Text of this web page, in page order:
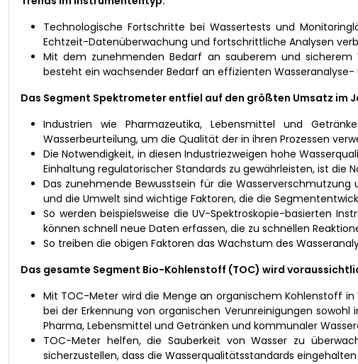
Technologische Fortschritte bei Wassertests und
Echtzeit-Datenüberwachung und fortschrittliche Analysen
Mit dem zunehmenden Bedarf an sauberem und sicherem
besteht ein wachsender Bedarf an effizienten
Das Segment Spektrometer entfiel auf den größten Umsatz im
Industrien wie Pharmazeutika, Lebensmittel und
Wasserbeurteilung, um die Qualität der in ihren Prozessen
Die Notwendigkeit, in diesen Industriezweigen hohe
Einhaltung regulatorischer Standards zu gewährleisten, ist die
Das zunehmende Bewusstsein für die
und die Umwelt sind wichtige Faktoren, die die
So werden beispielsweise die UV-Spektroskopie-basierten
können schnell neue Daten erfassen, die zu schnellen
So treiben die obigen Faktoren das Wachstum des
Das gesamte Segment Bio-Kohlenstoff (TOC) wird
Mit TOC-Meter wird die Menge an organischem Kohlenstoff
bei der Erkennung von organischen Verunreinigungen
Pharma, Lebensmittel und Getränken und kommunaler
TOC-Meter helfen, die Sauberkeit von Wasser zu
sicherzustellen, dass die Wasserqualitätsstandards